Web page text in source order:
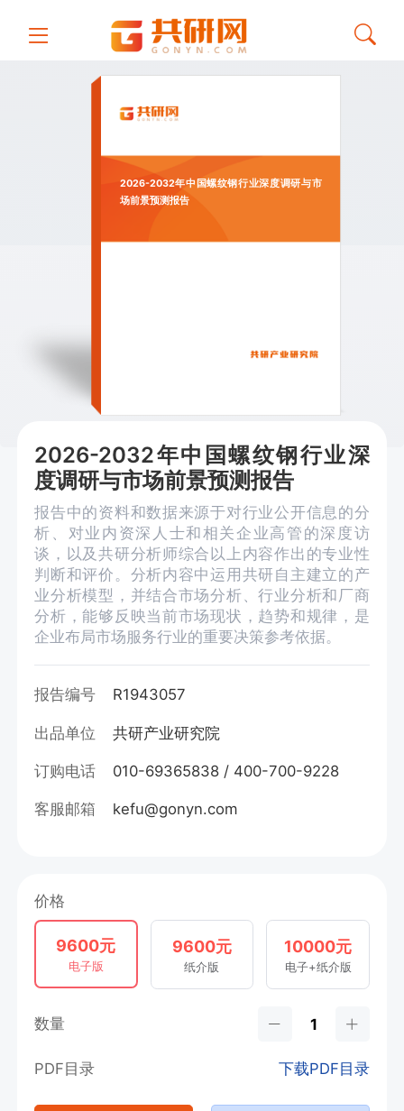
2026-2032年中国螺纹钢行业深度调研与市
场前景预测报告
2026-2032年中国螺纹钢行业深
度调研与市场前景预测报告
报告中的资料和数据来源于对行业公开信息的分
析、对业内资深人士和相关企业高管的深度访
谈，以及共研分析师综合以上内容作出的专业性
判断和评价。分析内容中运用共研自主建立的产
业分析模型，并结合市场分析、行业分析和厂商
分析，能够反映当前市场现状，趋势和规律，是
企业布局市场服务行业的重要决策参考依据。
报告编号 R1943057
出品单位 共研产业研究院
订购电话 010-69365838 / 400-700-9228
客服邮箱 kefu@gonyn.com
价格
9600元
电子版
9600元
纸介版
10000元
电子+纸介版
数量
PDF目录 下载PDF目录